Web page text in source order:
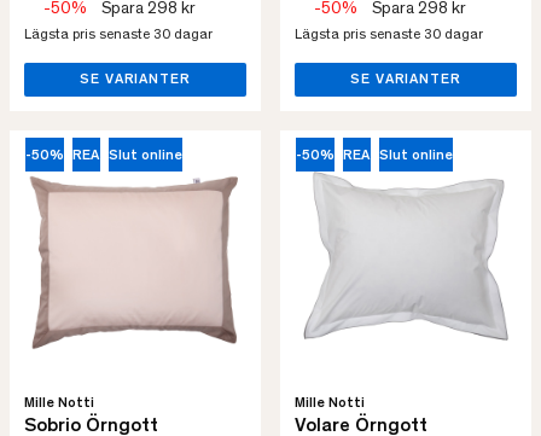
-50% Spara 298 kr
Lägsta pris senaste 30 dagar
SE VARIANTER
-50% Spara 298 kr
Lägsta pris senaste 30 dagar
SE VARIANTER
-50% REA Slut online
Mille Notti
Sobrio Örngott
-50% REA Slut online
Mille Notti
Volare Örngott